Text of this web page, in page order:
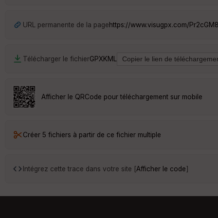
URL permanente de la pagehttps://www.visugpx.com/
Télécharger le fichierGPXKML
Afficher le QRCode pour téléchargement sur mobile
Créer 5 fichiers à partir de ce fichier multiple
Intégrez cette trace dans votre site [Afficher le code]